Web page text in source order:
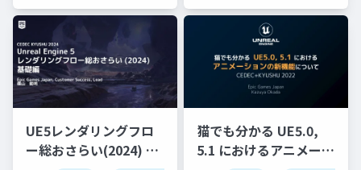
UE5レンダリングフロ
ー総おさらい(2024) 基
猫でも分かる UE5.0,
5.1 におけるアニメーシ